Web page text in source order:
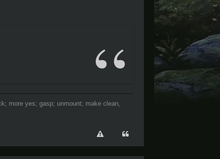
more yes; gasp; unmount; make clean,